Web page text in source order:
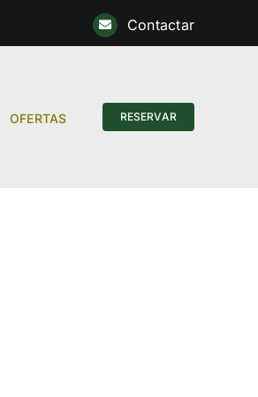
Contactar
OFERTAS RESERVAR
Anterior